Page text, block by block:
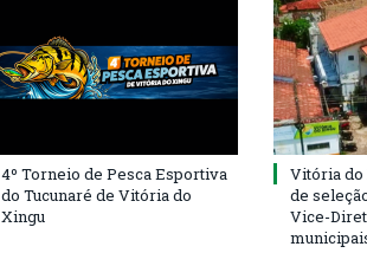
4º Torneio de Pesca Esportiva
do Tucunaré de Vitória do
Xingu
Vitória do
de
Vice-